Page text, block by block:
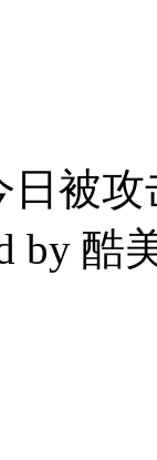
日被攻
by 酷